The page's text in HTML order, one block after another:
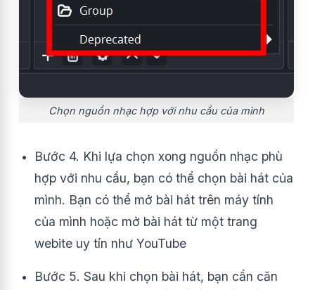
Chọn nguồn nhạc hợp với nhu cầu của mình
Bước 4. Khi lựa chọn xong nguồn nhạc phù
hợp với nhu cầu, bạn có thể chọn bài hát của
mình. Bạn có thể mở bài hát trên máy tính
của mình hoặc mở bài hát từ một trang
webite uy tín như YouTube
Bước 5. Sau khi chọn bài hát, bạn cần căn